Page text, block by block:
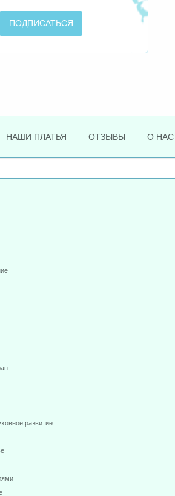
НАШИ ПЛАТЬЯ ОТЗЫВЫ О НАС
развитие